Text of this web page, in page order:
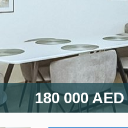
180 000 AED